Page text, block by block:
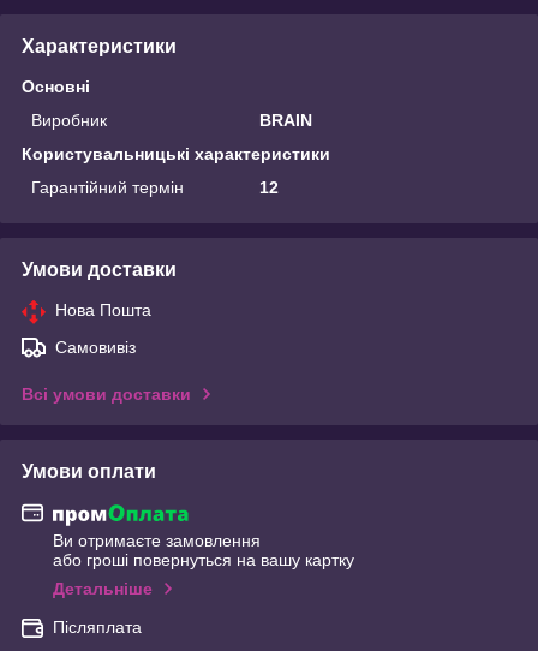
Характеристики
Основні
Виробник
BRAIN
Користувальницькі характеристики
Гарантійний термін
12
Умови доставки
Нова Пошта
Самовивіз
Всі умови доставки
Умови оплати
Ви отримаєте замовлення
або гроші повернуться на вашу картку
Детальніше
Післяплата